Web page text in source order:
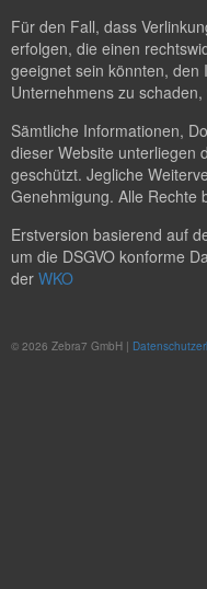
Für den Fall, dass
erfolgen, die einen
geeignet sein könnten,
Unternehmens zu
Sämtliche Informationen,
dieser Website unterliegen
geschützt. Jegliche
Genehmigung. Alle Rechte
Erstversion basierend auf
um die DSGVO konforme
der WKO
© 2026 Zebra7 GmbH |